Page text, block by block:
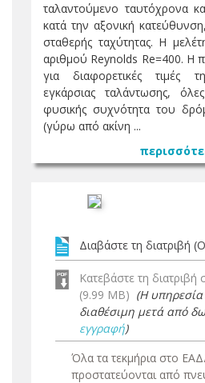
ταλαντούμενο ταυτόχρονα
κατά την αξονική
σταθερής ταχύτητας. Η
αριθμού Reynolds Re=400. Η
για διαφορετικές τιμές
εγκάρσιας ταλάντωσης,
φυσικής συχνότητα του
(γύρω από ακίνη ...
Διαβάστε τη διατριβή
Κατεβάστε τη
(9.99 MB) (Η υπηρεσία
διαθέσιμη μετά από
εγγραφή)
Όλα τα τεκμήρια στο
προστατεύονται από